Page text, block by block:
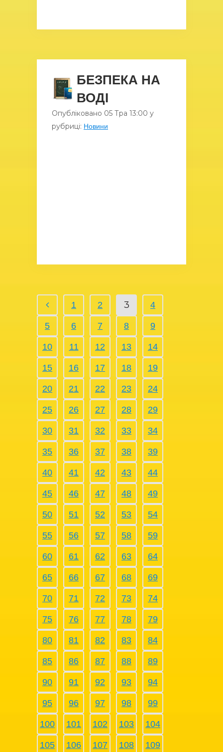
БЕЗПЕКА НА
ВОДІ
Опубліковано 05 Тра 13:00 у
рубриці: Новини
1 2 3 4
5 6 7 8 9
10 11 12 13 14
15 16 17 18 19
20 21 22 23 24
25 26 27 28 29
30 31 32 33 34
35 36 37 38 39
40 41 42 43 44
45 46 47 48 49
50 51 52 53 54
55 56 57 58 59
60 61 62 63 64
65 66 67 68 69
70 71 72 73 74
75 76 77 78 79
80 81 82 83 84
85 86 87 88 89
90 91 92 93 94
95 96 97 98 99
100 101 102 103 104
105 106 107 108 109